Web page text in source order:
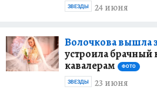
24 июня
ЗВЕЗДЫ
Волочкова вышла
устроила брачный
кавалерам
ФОТО
23 июня
ЗВЕЗДЫ